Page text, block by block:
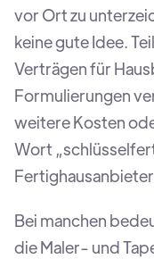
vor Ort zu
keine gute Idee.
Verträgen für
Formulierungen
weitere Kosten
Wort
Bei manchen
die Maler- und